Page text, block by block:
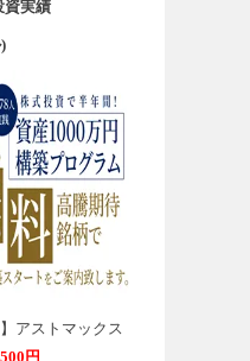
資実績
】アストマックス
円